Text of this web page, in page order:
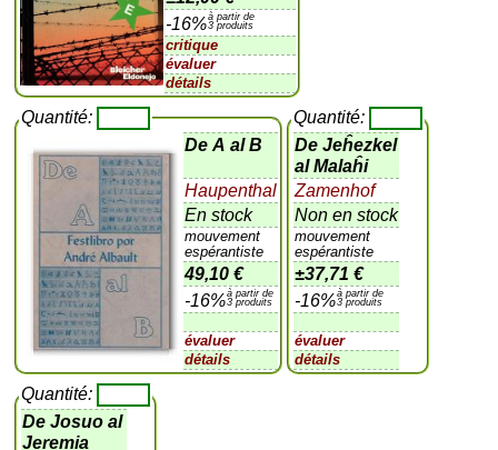
-16%à partir de
3 produits
critique
évaluer
détails
Quantité:
De A al B
Haupenthal
En stock
mouvement
espérantiste
49,10 €
-16%à partir de
3 produits
évaluer
détails
Quantité:
De Jeĥezkel
al Malaĥi
Zamenhof
Non en stock
mouvement
espérantiste
±37,71 €
-16%à partir de
3 produits
évaluer
détails
Quantité:
De Josuo al
Jeremia